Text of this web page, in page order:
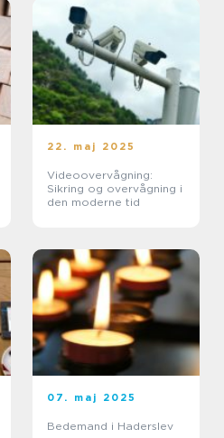
22. maj 2025
Videoovervågning:
Sikring og overvågning i
den moderne tid
07. maj 2025
Bedemand i Haderslev